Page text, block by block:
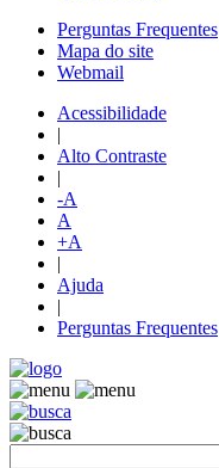
Perguntas Frequentes
Mapa do site
Webmail
Acessibilidade
|
Alto Contraste
|
-A
A
+A
|
Ajuda
|
Perguntas Frequentes